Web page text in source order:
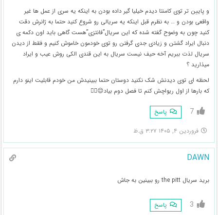
و پایین تر توی کامنتا دیدم خيليا گیر داده بودن به اینکه یه سری از عمل ها غیر
واقعی بودن و … به نظرم قبل اینکه یه سریالی رو شروع کنید حتما به ژانرش دقت
کنید چون به وضوح گفته شده که این سریال”فانتزی”هست گاهی باید اون دکمه ی
دنبال ایراد گشتن و زیادی جدی گرفتن رو توی خودمون خاموش کنیم و فقط از دیدن
سریال لذت ببریم آخه حیف نیست سریال به این قندی الکی روش عیب و ایراد
میذارید ؟
لحظه ای توی دیدنش شک نکنید دوستان حتما ببینیدش من خودم قابليت اینو دارم
که بارها از اول ریواچش کنم تا فصل دوم بیاد😌✌🏻
7 پاسخ
فروردین ۴, ۱۴۰۵ ۳:۲۷ ق.ظ
DAWN
برید سریال the pitt رو ببینین به جاش
3 پاسخ